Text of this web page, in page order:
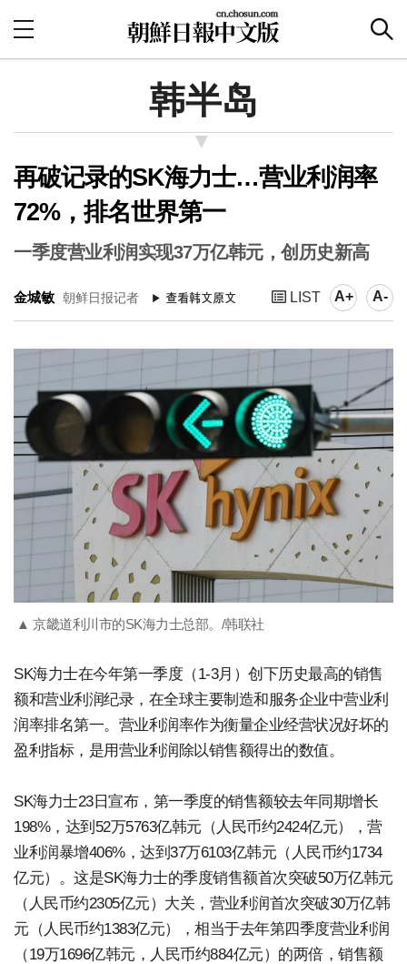
韩半岛
再破记录的SK海力士…营业利润率
72%，排名世界第一
一季度营业利润实现37万亿韩元，创历史新高
金城敏 朝鲜日报记者 LIST A+ A-
▲ 京畿道利川市的SK海力士总部。/韩联社
SK海力士在今年第一季度（1-3月）创下历史最高的销售
额和营业利润纪录，在全球主要制造和服务企业中营业利
润率排名第一。营业利润率作为衡量企业经营状况好坏的
盈利指标，是用营业利润除以销售额得出的数值。
SK海力士23日宣布，第一季度的销售额较去年同期增长
198%，达到52万5763亿韩元（人民币约2424亿元），营
业利润暴增406%，达到37万6103亿韩元（人民币约1734
亿元）。这是SK海力士的季度销售额首次突破50万亿韩元
（人民币约2305亿元）大关，营业利润首次突破30万亿韩
元（人民币约1383亿元），相当于去年第四季度营业利润
（19万1696亿韩元，人民币约884亿元）的两倍，销售额